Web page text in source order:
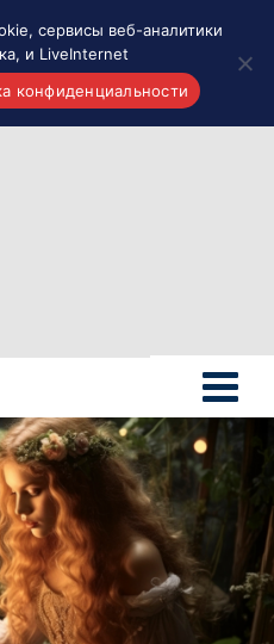
САЙТУ
сервисы веб-аналитики
и LiveInternet
конфиденциальности